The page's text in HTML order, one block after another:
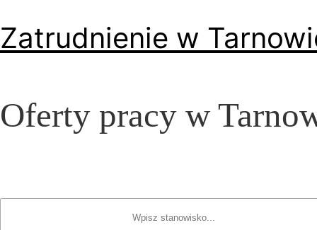
Zatrudnienie w
Oferty pracy w